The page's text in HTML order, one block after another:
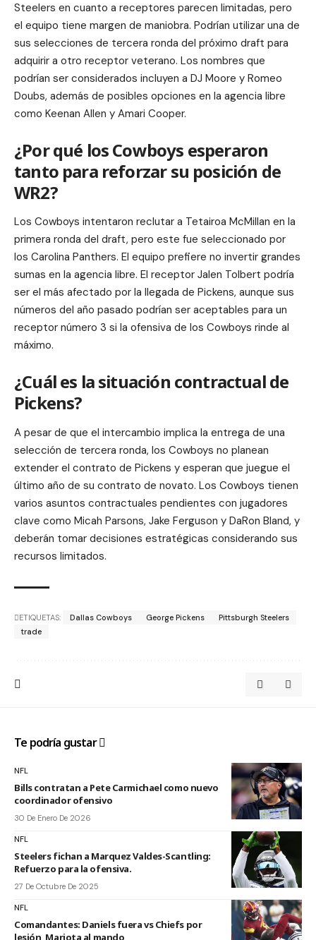
Steelers en cuanto a receptores parecen limitadas, pero
el equipo tiene margen de maniobra. Podrían utilizar una de
sus selecciones de tercera ronda del próximo draft para
adquirir a otro receptor veterano. Los nombres que
podrían ser considerados incluyen a DJ Moore y Romeo
Doubs, además de posibles opciones en la agencia libre
como Keenan Allen y Amari Cooper.
¿Por qué los Cowboys esperaron
tanto para reforzar su posición de
WR2?
Los Cowboys intentaron reclutar a Tetairoa McMillan en la
primera ronda del draft, pero este fue seleccionado por
los Carolina Panthers. El equipo prefiere no invertir grandes
sumas en la agencia libre. El receptor Jalen Tolbert podría
ser el más afectado por la llegada de Pickens, aunque sus
números del año pasado podrían ser aceptables para un
receptor número 3 si la ofensiva de los Cowboys rinde al
máximo.
¿Cuál es la situación contractual de
Pickens?
A pesar de que el intercambio implica la entrega de una
selección de tercera ronda, los Cowboys no planean
extender el contrato de Pickens y esperan que juegue el
último año de su contrato de novato. Los Cowboys tienen
varios asuntos contractuales pendientes con jugadores
clave como Micah Parsons, Jake Ferguson y DaRon Bland, y
deberán tomar decisiones estratégicas considerando sus
recursos limitados.
ETIQUETAS: Dallas Cowboys George Pickens
Pittsburgh Steelers
trade
Te podría gustar
NFL
Bills contratan a Pete Carmichael como nuevo
coordinador ofensivo
30 De Enero De 2026
NFL
Steelers fichan a Marquez Valdes-Scantling:
Refuerzo para la ofensiva.
27 De Octubre De 2025
NFL
Comandantes: Daniels fuera vs Chiefs por
lesión, Mariota al mando